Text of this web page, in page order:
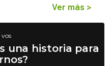
Ver más >
una historia para